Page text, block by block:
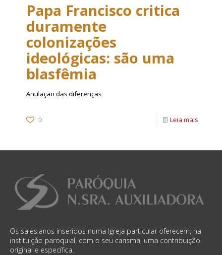
Papa Francisco critica
duramente
colonizações
ideológicas: são uma
blasfêmia
Anulação das diferenças
0 Leia mais
Os salesianos inseridos numa Igreja particular oferecem, na
instituição paroquial, com o seu carisma, uma contribuição
original e específica.